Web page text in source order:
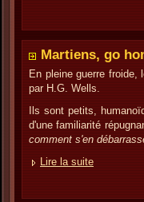
Martiens, go
En pleine guerre
par H.G. Wells.
Ils sont petits,
d'une familiarité
comment s'en
Lire la suite